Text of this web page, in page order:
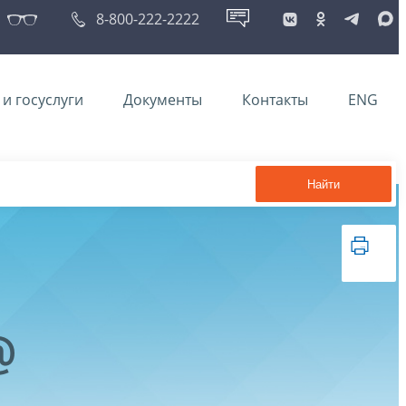
8-800-222-2222
госуслуги Документы Контакты ENG
Найти